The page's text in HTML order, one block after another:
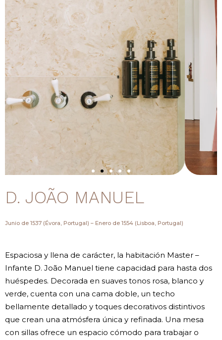
D. JOÃO MANUEL
Junio de 1537 (Évora, Portugal) – Enero de 1554 (Lisboa, Portugal)
Espaciosa y llena de carácter, la habitación Master –
Infante D. João Manuel tiene capacidad para hasta dos
huéspedes. Decorada en suaves tonos rosa, blanco y
verde, cuenta con una cama doble, un techo
bellamente detallado y toques decorativos distintivos
que crean una atmósfera única y refinada. Una mesa
con sillas ofrece un espacio cómodo para trabajar o